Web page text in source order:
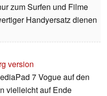
zum Surfen und Filme
Handyersatz dienen
version
7 Vogue auf den
vielleicht auf Ende